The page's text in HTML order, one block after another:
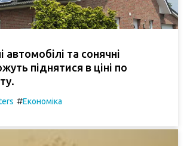
автомобілі та сонячні
піднятися в ціні по
#Економіка